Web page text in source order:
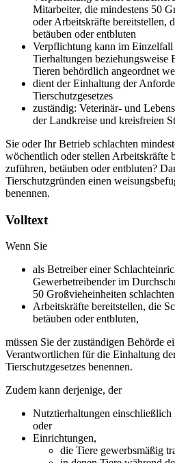
Mitarbeiter, die mindestens 50
oder Arbeitskräfte bereitstellen,
betäuben oder entbluten
Verpflichtung kann im Einzelfall
Tierhaltungen beziehungsweise
Tieren behördlich angeordnet
dient der Einhaltung der
Tierschutzgesetzes
zuständig: Veterinär- und
der Landkreise und kreisfreien
Sie oder Ihr Betrieb schlachten
wöchentlich oder stellen Arbeitskräfte
zuführen, betäuben oder entbluten?
Tierschutzgründen einen
benennen.
Volltext
Wenn Sie
als Betreiber einer
Gewerbetreibender im
50 Großvieheinheiten
Arbeitskräfte bereitstellen, die
betäuben oder entbluten,
müssen Sie der zuständigen Behörde
Verantwortlichen für die Einhaltung
Tierschutzgesetzes benennen.
Zudem kann derjenige, der
Nutztierhaltungen einschließlich
oder
Einrichtungen,
die Tiere gewerbsmäßig